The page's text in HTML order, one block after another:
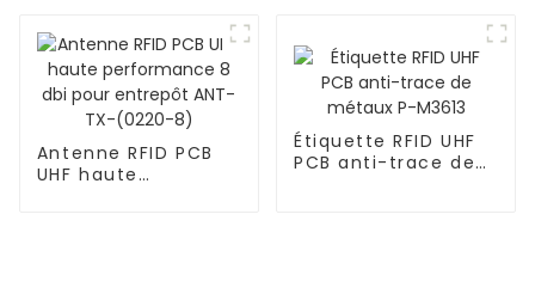
NF2020
Antenne RFID PCB
UHF haute
Étiquette RFID UHF
PCB anti-trace de